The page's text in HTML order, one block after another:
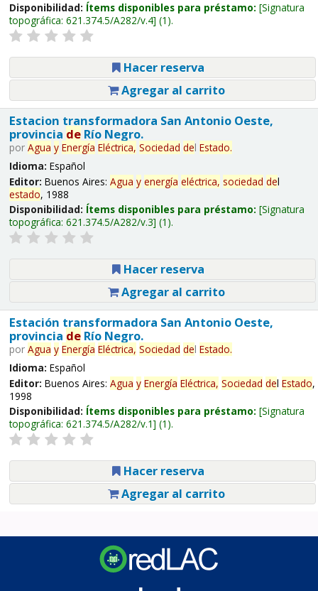
Disponibilidad: Ítems disponibles para préstamo: Signatura
topográfica: 621.374.5/A282/v.4 (1).
Hacer reserva
Agregar al carrito
Estacion transformadora San Antonio Oeste,
provincia deRío Negro.
por Agua y Energía Eléctrica, Sociedad del Estado.
Idioma: Español
Editor: Buenos Aires: Agua y energía eléctrica, sociedad del
estado, 1988
Disponibilidad: Ítems disponibles para préstamo: Signatura
topográfica: 621.374.5/A282/v.3 (1).
Hacer reserva
Agregar al carrito
Estación transformadora San Antonio Oeste,
provincia deRío Negro.
por Agua y Energía Eléctrica, Sociedad del Estado.
Idioma: Español
Editor: Buenos Aires: Agua y Energía Eléctrica, Sociedad del Estado,
1998
Disponibilidad: Ítems disponibles para préstamo: Signatura
topográfica: 621.374.5/A282/v.1 (1).
Hacer reserva
Agregar al carrito